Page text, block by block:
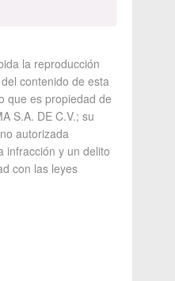
la reproducción
contenido de esta
que es propiedad de
S.A. DE C.V.; su
autorizada
infracción y un delito
con las leyes